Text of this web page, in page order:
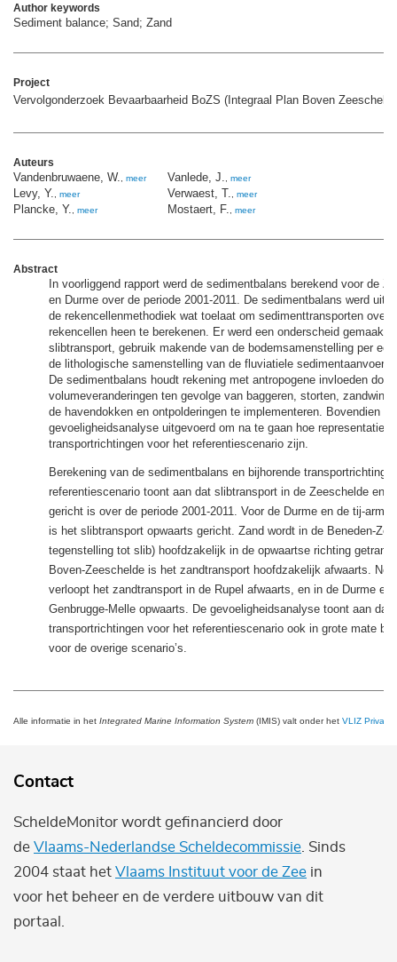
Author keywords
Sediment balance; Sand; Zand
Project
Vervolgonderzoek Bevaarbaarheid BoZS (Integraal Plan Boven
Auteurs
Vandenbruwaene, W. meer
Levy, Y. meer
Plancke, Y. meer
Vanlede, J. meer
Verwaest, T. meer
Mostaert, F. meer
Abstract
In voorliggend rapport werd de sedimentbalans berekend voor de
en Durme over de periode 2001-2011. De sedimentbalans werd
de rekencellenmethodiek wat toelaat om sedimenttransporten over
rekencellen heen te berekenen. Er werd een onderscheid gemaakt
slibtransport, gebruik makende van de bodemsamenstelling per
de lithologische samenstelling van de fluviatiele sedimentaanvoer
De sedimentbalans houdt rekening met antropogene invloeden door
volumeveranderingen ten gevolge van baggeren, storten,
de havendokken en ontpolderingen te implementeren. Bovendien
gevoeligheidsanalyse uitgevoerd om na te gaan hoe representatief
transportrichtingen voor het referentiescenario zijn.
Berekening van de sedimentbalans en bijhorende
referentiescenario toont aan dat slibtransport in de Zeeschelde en
gericht is over de periode 2001-2011. Voor de Durme en de tij-arm
is het slibtransport opwaarts gericht. Zand wordt in de Beneden-
tegenstelling tot slib) hoofdzakelijk in de opwaartse richting
Boven-Zeeschelde is het zandtransport hoofdzakelijk afwaarts.
verloopt het zandtransport in de Rupel afwaarts, en in de Durme en
Genbrugge-Melle opwaarts. De gevoeligheidsanalyse toont aan dat
transportrichtingen voor het referentiescenario ook in grote mate
voor de overige scenario’s.
Alle informatie in het Integrated Marine Information System (IMIS) valt onder het VLIZ Privacy
Contact
ScheldeMonitor wordt gefinancierd door
de Vlaams-Nederlandse Scheldecommissie . Sinds
2004 staat het Vlaams Instituut voor de Zee in
voor het beheer en de verdere uitbouw van dit
portaal.